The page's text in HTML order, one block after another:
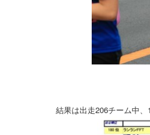
結果は出走206チーム中